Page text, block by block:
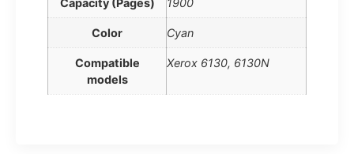
Capacity (Pages) 1900
Color Cyan
Compatible
models
Xerox 6130, 6130N